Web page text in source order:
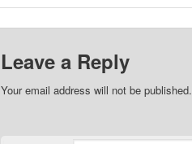
Leave a Reply
Your email address will not be published.